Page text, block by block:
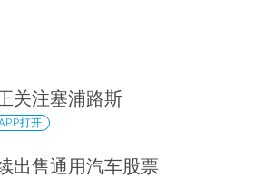
关注塞浦路斯
打开
出售通用汽车股票